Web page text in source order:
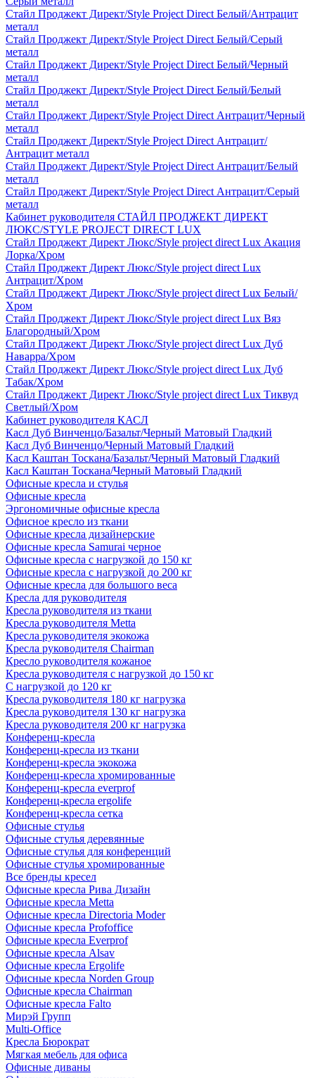
Стайл Проджект Директ/Style Project Direct Белый/Антрацит
металл
Стайл Проджект Директ/Style Project Direct Белый/Серый
металл
Стайл Проджект Директ/Style Project Direct Белый/Черный
металл
Стайл Проджект Директ/Style Project Direct Белый/Белый
металл
Стайл Проджект Директ/Style Project Direct Антрацит/Черный
металл
Стайл Проджект Директ/Style Project Direct Антрацит/
Антрацит металл
Стайл Проджект Директ/Style Project Direct Антрацит/Белый
металл
Стайл Проджект Директ/Style Project Direct Антрацит/Серый
металл
Кабинет руководителя СТАЙЛ ПРОДЖЕКТ ДИРЕКТ
ЛЮКС/STYLE PROJECT DIRECT LUX
Стайл Проджект Директ Люкс/Style project direct Lux Акация
Лорка/Хром
Стайл Проджект Директ Люкс/Style project direct Lux
Антрацит/Хром
Стайл Проджект Директ Люкс/Style project direct Lux Белый/
Хром
Стайл Проджект Директ Люкс/Style project direct Lux Вяз
Благородный/Хром
Стайл Проджект Директ Люкс/Style project direct Lux Дуб
Наварра/Хром
Стайл Проджект Директ Люкс/Style project direct Lux Дуб
Табак/Хром
Стайл Проджект Директ Люкс/Style project direct Lux Тиквуд
Светлый/Хром
Кабинет руководителя КАСЛ
Касл Дуб Винченцо/Базальт/Черный Матовый Гладкий
Касл Дуб Винченцо/Черный Матовый Гладкий
Касл Каштан Тоскана/Базальт/Черный Матовый Гладкий
Касл Каштан Тоскана/Черный Матовый Гладкий
Офисные кресла и стулья
Офисные кресла
Эргономичные офисные кресла
Офисное кресло из ткани
Офисные кресла дизайнерские
Офисные кресла Samurai черное
Офисные кресла с нагрузкой до 150 кг
Офисные кресла с нагрузкой до 200 кг
Офисные кресла для большого веса
Кресла для руководителя
Кресла руководителя из ткани
Кресла руководителя Metta
Кресла руководителя экокожа
Кресла руководителя Chairman
Кресло руководителя кожаное
Кресла руководителя с нагрузкой до 150 кг
С нагрузкой до 120 кг
Кресла руководителя 180 кг нагрузка
Кресла руководителя 130 кг нагрузка
Кресла руководителя 200 кг нагрузка
Конференц-кресла
Конференц-кресла из ткани
Конференц-кресла экокожа
Конференц-кресла хромированные
Конференц-кресла everprof
Конференц-кресла ergolife
Конференц-кресла сетка
Офисные стулья
Офисные стулья деревянные
Офисные стулья для конференций
Офисные стулья хромированные
Все бренды кресел
Офисные кресла Рива Дизайн
Офисные кресла Metta
Офисные кресла Directoria Moder
Офисные кресла Profoffice
Офисные кресла Everprof
Офисные кресла Alsav
Офисные кресла Ergolife
Офисные кресла Norden Group
Офисные кресла Chairman
Офисные кресла Falto
Мирэй Групп
Multi-Office
Кресла Бюрократ
Мягкая мебель для офиса
Офисные диваны